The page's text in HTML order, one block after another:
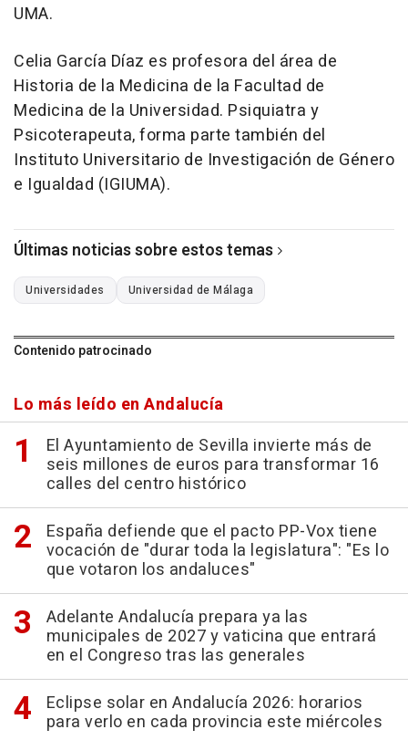
UMA.
Celia García Díaz es profesora del área de
Historia de la Medicina de la Facultad de
Medicina de la Universidad. Psiquiatra y
Psicoterapeuta, forma parte también del
Instituto Universitario de Investigación de Género
e Igualdad (IGIUMA).
Últimas noticias sobre estos temas
Universidades Universidad de Málaga
Contenido patrocinado
Lo más leído en Andalucía
El Ayuntamiento de Sevilla invierte más de
seis millones de euros para transformar 16
calles del centro histórico
España defiende que el pacto PP-Vox tiene
vocación de "durar toda la legislatura": "Es lo
que votaron los andaluces"
Adelante Andalucía prepara ya las
municipales de 2027 y vaticina que entrará
en el Congreso tras las generales
Eclipse solar en Andalucía 2026: horarios
para verlo en cada provincia este miércoles